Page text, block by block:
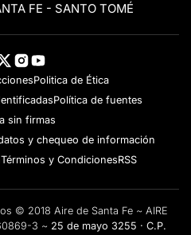
FE - SANTO TOMÉ
Politica de Ética
Política de fuentes
sin firmas
y chequeo de información
Términos y CondicionesRSS
© 2018 Aire de Santa Fe ~ AIRE
3 ~ 25 de mayo 3255 · C.P.